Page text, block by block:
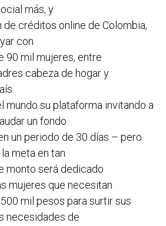
más, y
de créditos online de Colombia,
con
90 mil mujeres, entre
cabeza de hogar y
mundo su plataforma invitando a
un fondo
un periodo de 30 días – pero
meta en tan
monto será dedicado
mujeres que necesitan
mil pesos para surtir sus
necesidades de